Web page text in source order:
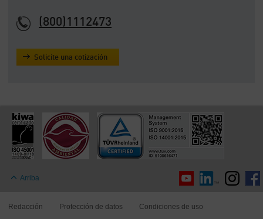
(800)1112473
Solicite una cotización
Arriba
Redacción Protección de datos Condiciones de uso